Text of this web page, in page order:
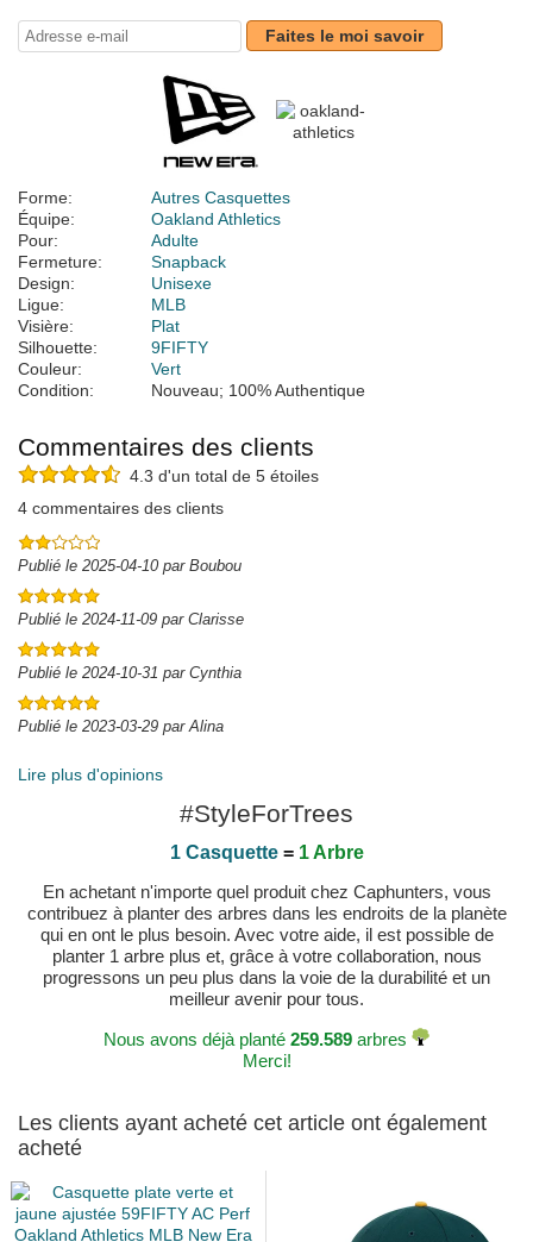
Faites le moi savoir
Forme:
Autres Casquettes
Équipe:
Oakland Athletics
Pour:
Adulte
Fermeture:
Snapback
Design:
Unisexe
Ligue:
MLB
Visière:
Plat
Silhouette:
9FIFTY
Couleur:
Vert
Condition:
Nouveau; 100% Authentique
Commentaires des clients
4.3 d'un total de 5 étoiles
4 commentaires des clients
Publié le 2025-04-10 par Boubou
Publié le 2024-11-09 par Clarisse
Publié le 2024-10-31 par Cynthia
Publié le 2023-03-29 par Alina
Lire plus d'opinions
#StyleForTrees
1 Casquette= 1 Arbre
En achetant n'importe quel produit chez Caphunters, vous
contribuez à planter des arbres dans les endroits de la planète
qui en ont le plus besoin. Avec votre aide, il est possible de
planter 1 arbre plus et, grâce à votre collaboration, nous
progressons un peu plus dans la voie de la durabilité et un
meilleur avenir pour tous.
Nous avons déjà planté 259.589 arbres
Merci!
Les clients ayant acheté cet article ont également
acheté